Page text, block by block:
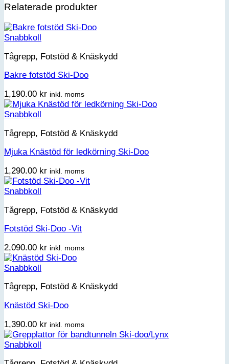
Relaterade produkter
Snabbkoll
Tågrepp, Fotstöd & Knäskydd
Bakre fotstöd Ski-Doo
1,190.00 kr inkl. moms
Snabbkoll
Tågrepp, Fotstöd & Knäskydd
Mjuka Knästöd för ledkörning Ski-Doo
1,290.00 kr inkl. moms
Snabbkoll
Tågrepp, Fotstöd & Knäskydd
Fotstöd Ski-Doo -Vit
2,090.00 kr inkl. moms
Snabbkoll
Tågrepp, Fotstöd & Knäskydd
Knästöd Ski-Doo
1,390.00 kr inkl. moms
Snabbkoll